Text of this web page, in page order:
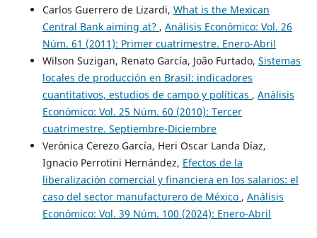
Carlos Guerrero de Lizardi, What is the Mexican
Central Bank aiming at? , Análisis Económico: Vol. 26
Núm. 61 (2011): Primer cuatrimestre. Enero-Abril
Wilson Suzigan, Renato García, João Furtado, Sistemas
locales de producción en Brasil: indicadores
cuantitativos, estudios de campo y políticas , Análisis
Económico: Vol. 25 Núm. 60 (2010): Tercer
cuatrimestre. Septiembre-Diciembre
Verónica Cerezo García, Heri Oscar Landa Díaz,
Ignacio Perrotini Hernández, Efectos de la
liberalización comercial y financiera en los salarios: el
caso del sector manufacturero de México , Análisis
Económico: Vol. 39 Núm. 100 (2024): Enero-Abril